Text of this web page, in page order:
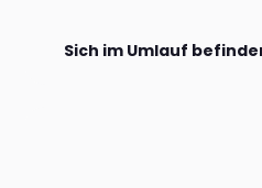
Sich im Umlauf